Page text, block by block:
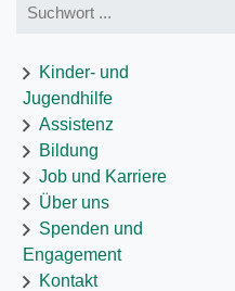
Kinder- und
Jugendhilfe
Assistenz
Bildung
Job und Karriere
Über uns
Spenden und
Engagement
Kontakt